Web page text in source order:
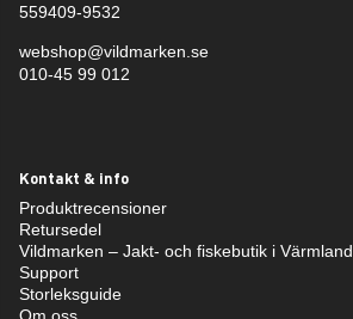
559409-9532
webshop@vildmarken.se
010-45 99 012
Kontakt & info
Produktrecensioner
Retursedel
Vildmarken – Jakt- och fiskebutik i Värmland
Support
Storleksguide